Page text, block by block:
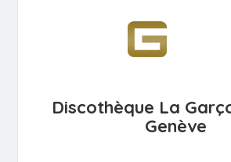
Discothèque La
Genève